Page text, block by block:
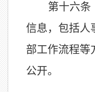
第十六
信息，包括人
部工作流程等
公开。